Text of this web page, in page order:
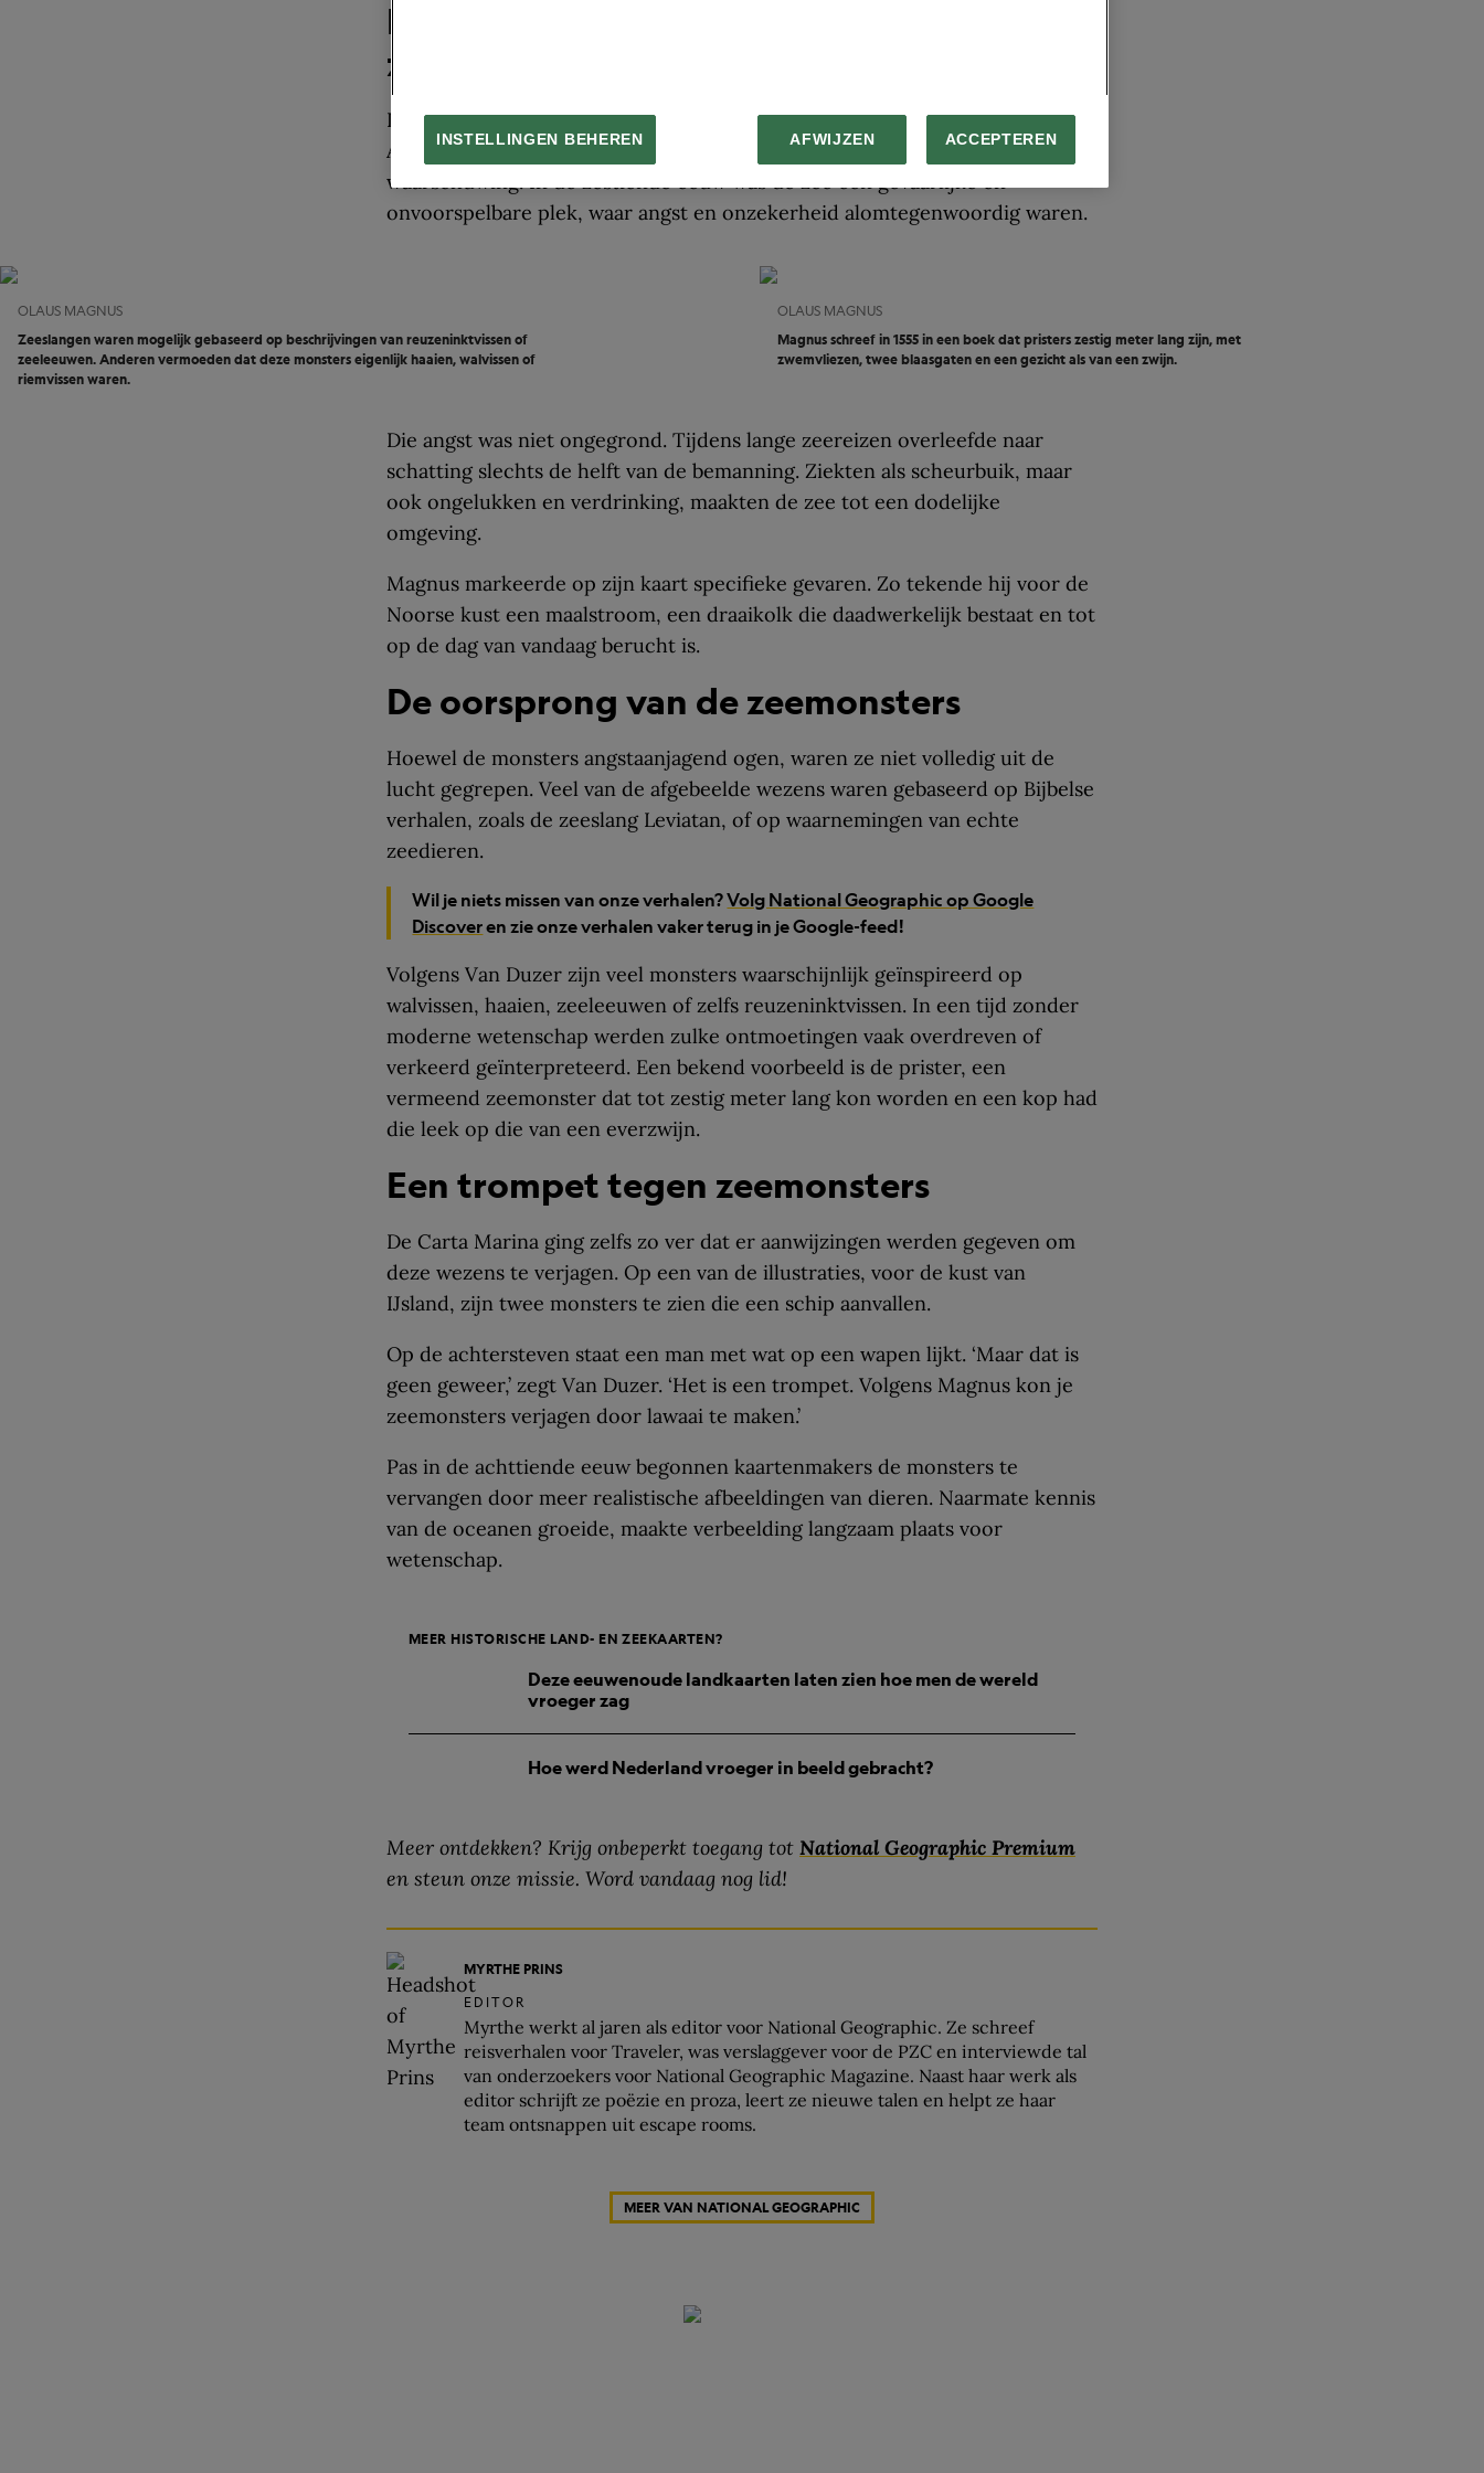
Monsters als waarschuwing voor
zeevaarders
De wezens op de kaart waren niet alleen decoratief. Volgens de
Amerikaanse cartografisch historicus Chet Van Duzer dienden ze ook als
waarschuwing. In de zestiende eeuw was de zee een gevaarlijke en
onvoorspelbare plek, waar angst en onzekerheid alomtegenwoordig waren.
OLAUS MAGNUS
Zeeslangen waren mogelijk gebaseerd op beschrijvingen van reuzeninktvissen of
zeeleeuwen. Anderen vermoeden dat deze monsters eigenlijk haaien, walvissen of
riemvissen waren.
OLAUS MAGNUS
Magnus schreef in 1555 in een boek dat pristers zestig meter lang zijn, met
zwemvliezen, twee blaasgaten en een gezicht als van een zwijn.
Die angst was niet ongegrond. Tijdens lange zeereizen overleefde naar
schatting slechts de helft van de bemanning. Ziekten als scheurbuik, maar
ook ongelukken en verdrinking, maakten de zee tot een dodelijke
omgeving.
Magnus markeerde op zijn kaart specifieke gevaren. Zo tekende hij voor de
Noorse kust een maalstroom, een draaikolk die daadwerkelijk bestaat en tot
op de dag van vandaag berucht is.
De oorsprong van de zeemonsters
Hoewel de monsters angstaanjagend ogen, waren ze niet volledig uit de
lucht gegrepen. Veel van de afgebeelde wezens waren gebaseerd op Bijbelse
verhalen, zoals de zeeslang Leviatan, of op waarnemingen van echte
zeedieren.
Wil je niets missen van onze verhalen?Volg National Geographic op Google
Discoveren zie onze verhalen vaker terug in je Google-feed!
Volgens Van Duzer zijn veel monsters waarschijnlijk geïnspireerd op
walvissen, haaien, zeeleeuwen of zelfs reuzeninktvissen. In een tijd zonder
moderne wetenschap werden zulke ontmoetingen vaak overdreven of
verkeerd geïnterpreteerd. Een bekend voorbeeld is de prister, een
vermeend zeemonster dat tot zestig meter lang kon worden en een kop had
die leek op die van een everzwijn.
Een trompet tegen zeemonsters
De Carta Marina ging zelfs zo ver dat er aanwijzingen werden gegeven om
deze wezens te verjagen. Op een van de illustraties, voor de kust van
IJsland, zijn twee monsters te zien die een schip aanvallen.
Op de achtersteven staat een man met wat op een wapen lijkt. ‘Maar dat is
geen geweer,’ zegt Van Duzer. ‘Het is een trompet. Volgens Magnus kon je
zeemonsters verjagen door lawaai te maken.’
Pas in de achttiende eeuw begonnen kaartenmakers de monsters te
vervangen door meer realistische afbeeldingen van dieren. Naarmate kennis
van de oceanen groeide, maakte verbeelding langzaam plaats voor
wetenschap.
MEER HISTORISCHE LAND- EN ZEEKAARTEN?
Deze eeuwenoude landkaarten laten zien hoe men de wereld
vroeger zag
Hoe werd Nederland vroeger in beeld gebracht?
Meer ontdekken? Krijg onbeperkt toegang tot National Geographic Premium
en steun onze missie. Word vandaag nog lid!
MYRTHE PRINS
EDITOR
Myrthe werkt al jaren als editor voor National Geographic. Ze schreef
reisverhalen voor Traveler, was verslaggever voor de PZC en interviewde tal
van onderzoekers voor National Geographic Magazine. Naast haar werk als
editor schrijft ze poëzie en proza, leert ze nieuwe talen en helpt ze haar
team ontsnappen uit escape rooms.
MEER VAN NATIONAL GEOGRAPHIC
INSTELLINGEN BEHEREN AFWIJZEN ACCEPTEREN